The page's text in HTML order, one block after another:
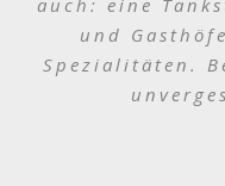
auch: eine
und
Spezialitäten.